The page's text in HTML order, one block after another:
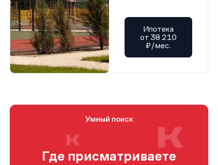
Ипотека
от 38 210
₽/мес.
Умный поиск
Где присматриваете